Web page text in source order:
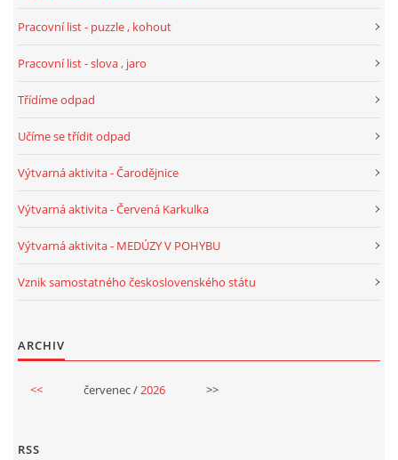
20.10. DEN STROMŮ
HALLOWEEN
DUŠIČKY
SVATÝ MARTIN
SVATÁ KATEŘINA 25.LISTOPADU
MIKULÁŠ, ČERTI
Pracovní list - puzzle , kohout
Pracovní list - slova , jaro
Třídíme odpad
Učíme se třídit odpad
Výtvarná aktivita - Čarodějnice
Výtvarná aktivita - Červená Karkulka
Výtvarná aktivita - MEDÚZY V POHYBU
Vznik samostatného československého státu
ARCHIV
<< červenec /2026 >>
RSS